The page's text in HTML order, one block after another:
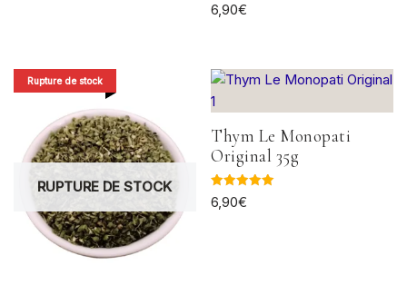
6,90€
Rupture de stock
RUPTURE DE STOCK
Thym Le Monopati
Original 35g
Note
5.00
6,90€